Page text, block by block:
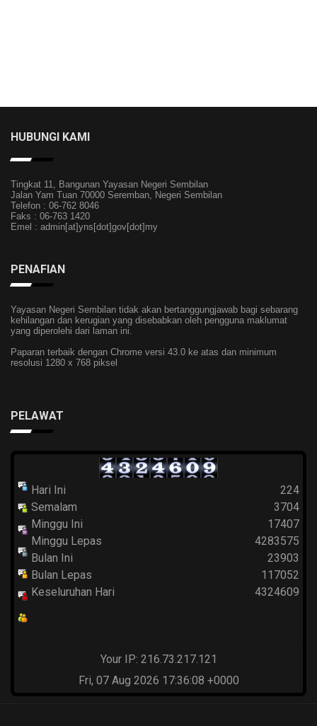
HUBUNGI KAMI
Tingkat 11, Bangunan Yayasan Negeri Sembilan
Jalan Yam Tuan 70000 Seremban, Negeri Sembilan
Telefon : 06-762 8046
Faks : 06-763 1420
Emel : admin[at]yns[dot]gov[dot]my
PENAFIAN
Yayasan Negeri Sembilan tidak akan bertanggungjawab bagi sebarang
kehilangan dan kerugian yang disebabkan oleh pengguna maklumat
yang diperolehi dari laman ini.
Paparan terbaik dengan Chrome versi 43.0 ke atas dan minimum
resolusi 1280 x 768 piksel
PELAWAT
Hari Ini
Semalam
Minggu Ini
Minggu Lepas
Bulan Ini
Bulan Lepas
Keseluruhan Hari
224
3704
17407
4283575
23903
117052
4324609
Your IP: 216.73.217.121
Fri, 07 Aug 2026 17:36:08 +0000